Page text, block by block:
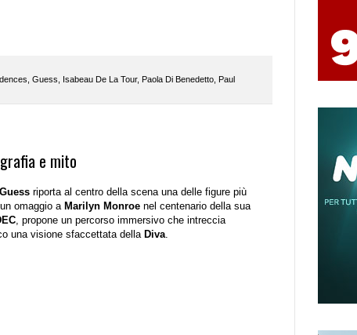
Guess Isabeau De La Tour, Paola Di Benedetto
Paul
e mito
Guess riporta al centro della scena una delle figure più
omaggio a Marilyn Monroe nel centenario della sua
, propone un percorso immersivo che intreccia
una visione sfaccettata della Diva.